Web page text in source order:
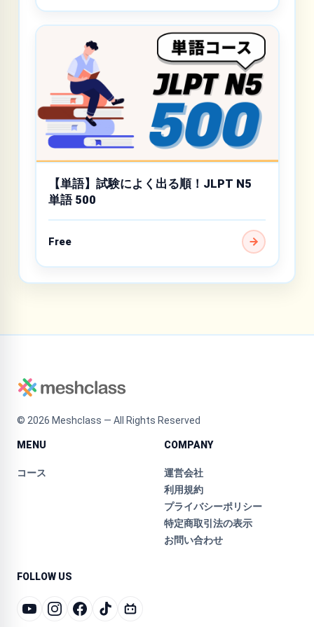
【単語】試験によく出る順！JLPT N5
単語 500
Free
© 2026 Meshclass — All Rights Reserved
MENU
コース
COMPANY
運営会社
利用規約
プライバシーポリシー
特定商取引法の表示
お問い合わせ
FOLLOW US